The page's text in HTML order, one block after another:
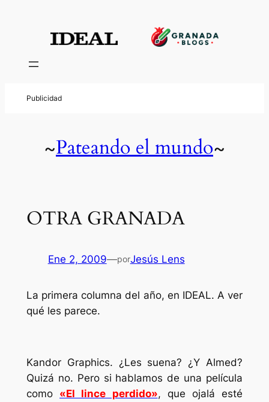
~Pateando el mundo~
OTRA GRANADA
Ene 2, 2009—porJesús Lens
La primera columna del año, en IDEAL. A ver
qué les parece.
Kandor Graphics. ¿Les suena? ¿Y Almed?
Quizá no. Pero si hablamos de una película
como «El lince perdido», que ojalá esté